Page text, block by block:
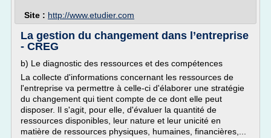
Site : http://www.etudier.com
La gestion du changement dans l’entreprise
- CREG
b) Le diagnostic des ressources et des compétences
La collecte d'informations concernant les ressources de
l'entreprise va permettre à celle-ci d'élaborer une stratégie
du changement qui tient compte de ce dont elle peut
disposer. Il s'agit, pour elle, d'évaluer la quantité de
ressources disponibles, leur nature et leur unicité en
matière de ressources physiques, humaines, financières,...